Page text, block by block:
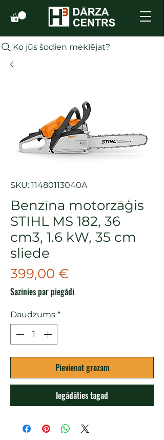
Ko jūs šodien meklējat?
SKU: 11480113040A
Benzīna motorzāģis
STIHL MS 182, 36
cm3, 1.6 kW, 35 cm
sliede
399,00 €
Sazinies par piegādi
Daudzums *
Pievienot grozam
Iegādāties tagad